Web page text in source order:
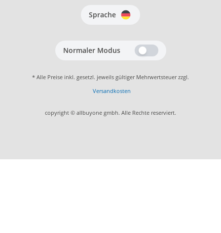
Sprache
Normaler Modus
* Alle Preise inkl. gesetzl. jeweils gültiger Mehrwertsteuer zzgl.
Versandkosten
copyright © allbuyone gmbh. Alle Rechte reserviert.